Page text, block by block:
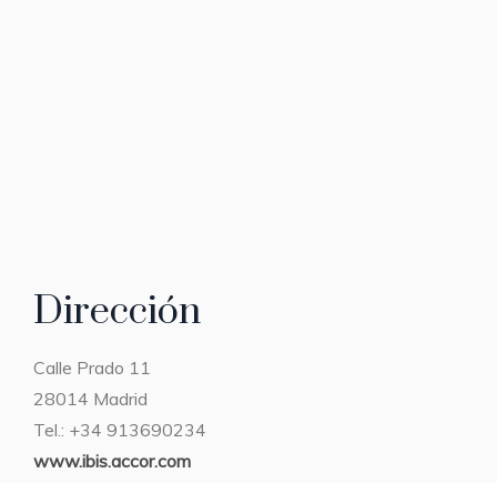
Dirección
Calle Prado 11
28014 Madrid
Tel.: +34 913690234
www.ibis.accor.com